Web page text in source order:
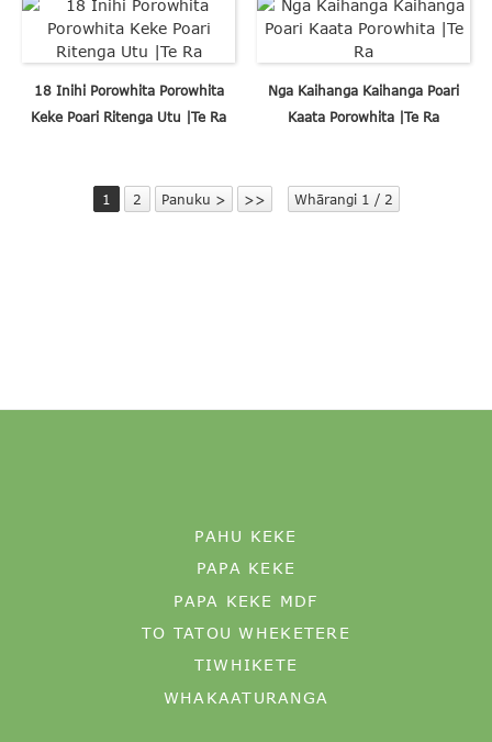
18 Inihi Porowhita Porowhita
Keke Poari Ritenga Utu |Te Ra
Nga Kaihanga Kaihanga Poari
Kaata Porowhita |Te Ra
1 2 Panuku > >> Whārangi 1 / 2
PAHU KEKE
PAPA KEKE
PAPA KEKE MDF
TO TATOU WHEKETERE
TIWHIKETE
WHAKAATURANGA